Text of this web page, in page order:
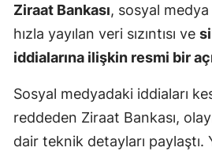
Ziraat Bankası, sosyal
hızla yayılan veri sızıntısı ve
iddialarına ilişkin resmi bir
Sosyal medyadaki iddiaları
reddeden Ziraat Bankası,
dair teknik detayları paylaştı.